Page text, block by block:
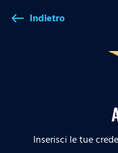
west Indietro
Inserisci le tue